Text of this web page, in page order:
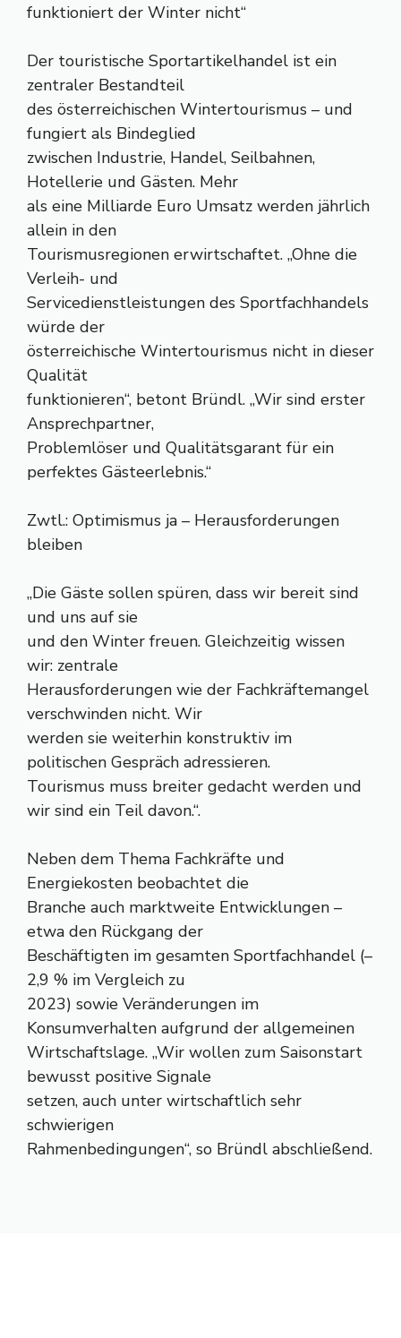
funktioniert der Winter nicht“
Der touristische Sportartikelhandel ist ein
zentraler Bestandteil
des österreichischen Wintertourismus – und
fungiert als Bindeglied
zwischen Industrie, Handel, Seilbahnen,
Hotellerie und Gästen. Mehr
als eine Milliarde Euro Umsatz werden jährlich
allein in den
Tourismusregionen erwirtschaftet. „Ohne die
Verleih- und
Servicedienstleistungen des Sportfachhandels
würde der
österreichische Wintertourismus nicht in dieser
Qualität
funktionieren“, betont Bründl. „Wir sind erster
Ansprechpartner,
Problemlöser und Qualitätsgarant für ein
perfektes Gästeerlebnis.“
Zwtl.: Optimismus ja – Herausforderungen
bleiben
„Die Gäste sollen spüren, dass wir bereit sind
und uns auf sie
und den Winter freuen. Gleichzeitig wissen
wir: zentrale
Herausforderungen wie der Fachkräftemangel
verschwinden nicht. Wir
werden sie weiterhin konstruktiv im
politischen Gespräch adressieren.
Tourismus muss breiter gedacht werden und
wir sind ein Teil davon.“.
Neben dem Thema Fachkräfte und
Energiekosten beobachtet die
Branche auch marktweite Entwicklungen –
etwa den Rückgang der
Beschäftigten im gesamten Sportfachhandel (–
2,9 % im Vergleich zu
2023) sowie Veränderungen im
Konsumverhalten aufgrund der allgemeinen
Wirtschaftslage. „Wir wollen zum Saisonstart
bewusst positive Signale
setzen, auch unter wirtschaftlich sehr
schwierigen
Rahmenbedingungen“, so Bründl abschließend.